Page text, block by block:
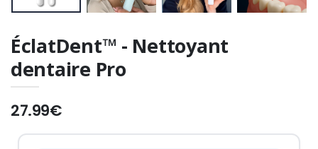
ÉclatDent™ - Nettoyant
dentaire Pro
27.99€